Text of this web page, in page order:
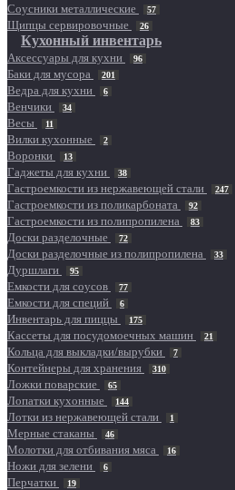
Соусники металлические 57
Щипцы сервировочные 26
Кухонный инвентарь
Аксессуары для кухни 96
Баки для мусора 201
Ведра для кухни 6
Венчики 34
Весы 11
Вилки кухонные 2
Воронки 13
Гаджеты для кухни 38
Гастроемкости из нержавеющей стали 247
Гастроемкости из поликарбоната 92
Гастроемкости из полипропилена 83
Доски разделочные 72
Доски разделочные из полипропилена 33
Дуршлаги 95
Емкости для соусов 77
Емкости для специй 6
Инвентарь для пиццы 175
Кассеты для посудомоечных машин 21
Кольца для выкладки/вырубки 7
Контейнеры для хранения 310
Ложки поварские 65
Лопатки кухонные 144
Лотки из нержавеющей стали 1
Мерные стаканы 46
Молотки для отбивания мяса 16
Ножи для зелени 6
Перчатки 19